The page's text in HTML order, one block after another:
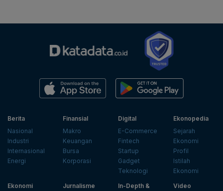
Berita
Nasional
Industri
Internasional
Energi
Finansial
Makro
Keuangan
Bursa
Korporasi
Digital
E-Commerce
Fintech
Startup
Gadget
Teknologi
Ekonopedia
Sejarah
Ekonomi
Profil
Istilah
Ekonomi
Ekonomi
Jurnalisme
In-Depth &
Video